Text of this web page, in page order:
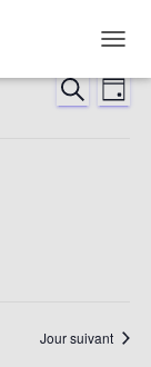
LA
RECHERCHE
JOUR
Jour suivant